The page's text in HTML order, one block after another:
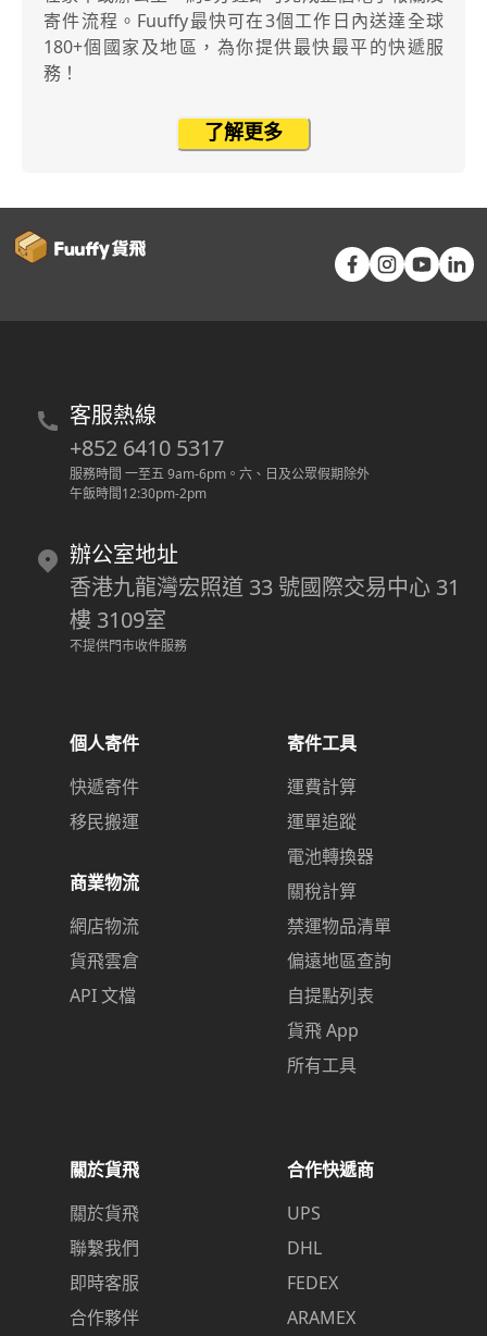
寄件流程。Fuuffy最快可在3個工作日內送達全球
180+個國家及地區，為你提供最快最平的快遞服
務！
了解更多
客服熱線
+852 6410 5317
服務時間 一至五 9am-6pm 。 六、日及公眾假期除外
午飯時間12:30pm-2pm
辦公室地址
香港九龍灣宏照道 33 號國際交易中心 31
樓 3109室
不提供門市收件服務
個人寄件
快遞寄件
移民搬運
商業物流
網店物流
貨飛雲倉
API 文檔
寄件工具
運費計算
運單追蹤
電池轉換器
關稅計算
禁運物品清單
偏遠地區查詢
自提點列表
貨飛 App
所有工具
關於貨飛
關於貨飛
聯繫我們
即時客服
合作夥伴
合作快遞商
UPS
DHL
FEDEX
ARAMEX